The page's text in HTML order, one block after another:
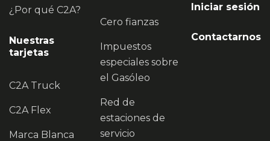
¿Por qué C2A?
Nuestras
tarjetas
C2A Truck
C2A Flex
Marca Blanca
Cero fianzas
Impuestos
especiales sobre
el Gasóleo
Red de
estaciones de
servicio
Iniciar sesión
Contactarnos